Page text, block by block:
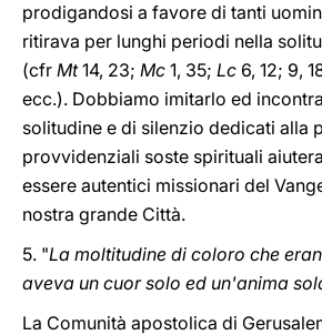
prodigandosi a favore di tanti
ritirava per lunghi periodi nella
(cfr Mt14, 23; Mc 1, 35; Lc 6, 12; 9,
ecc.). Dobbiamo imitarlo ed
solitudine e di silenzio dedicati alla
provvidenziali soste spirituali
essere autentici missionari del
nostra grande Città.
5. "La moltitudine di coloro che
aveva un cuor solo ed un'anima
La Comunità apostolica di